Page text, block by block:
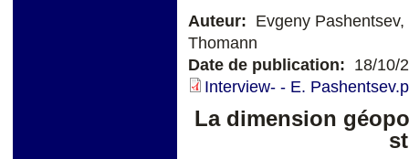
Auteur: Evgeny
Thomann
Date de publication: 18/10/
Interview- - E.
La dimension